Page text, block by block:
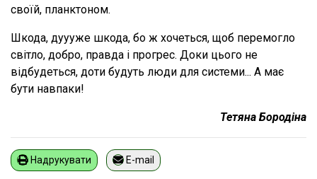
своїй, планктоном.
Шкода, дуууже шкода, бо ж хочеться, щоб перемогло
світло, добро, правда і прогрес. Доки цього не
відбудеться, доти будуть люди для системи... А має
бути навпаки!
Тетяна Бородіна
Надрукувати E-mail